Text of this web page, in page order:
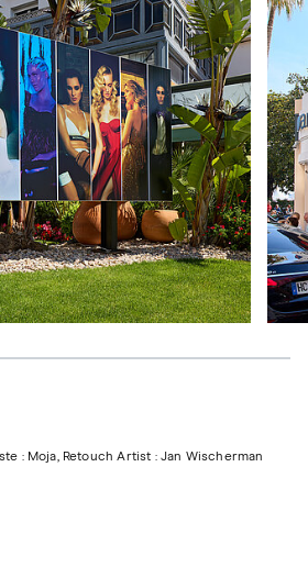
: Moja, Retouch Artist : Jan Wischerman